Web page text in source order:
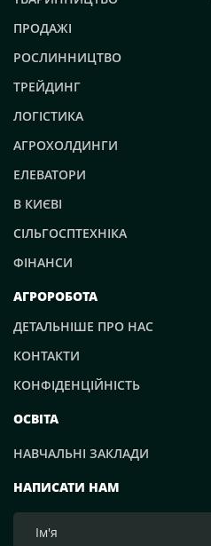
НАПИСАТИ НАМ
ПРОДАЖІ
РОСЛИННИЦТВО
ТРЕЙДИНГ
ЛОГІСТИКА
АГРОХОЛДИНГИ
ЕЛЕВАТОРИ
В КИЄВІ
СІЛЬГОСПТЕХНІКА
ФІНАНСИ
АГРОРОБОТА
ДЕТАЛЬНІШЕ ПРО НАС
КОНТАКТИ
КОНФІДЕНЦІЙНІСТЬ
ОСВІТА
НАВЧАЛЬНІ ЗАКЛАДИ